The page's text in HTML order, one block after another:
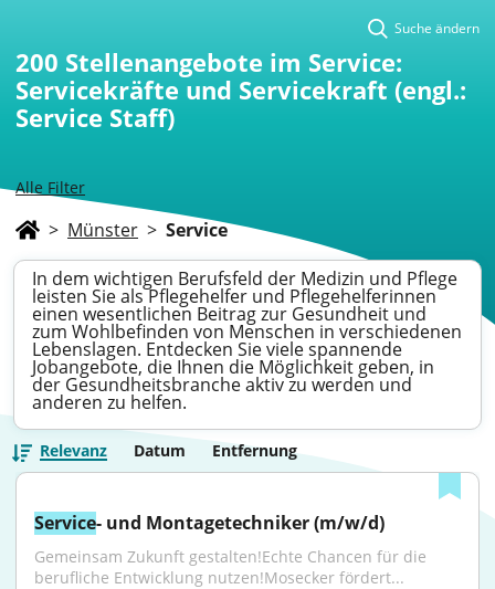
Alle Filter
Suche ändern
200 Stellenangebote im Service:
Servicekräfte und Servicekraft (engl.:
Service Staff)
> Münster > Service
In dem wichtigen Berufsfeld der Medizin und Pflege
leisten Sie als Pflegehelfer und Pflegehelferinnen
einen wesentlichen Beitrag zur Gesundheit und
zum Wohlbefinden von Menschen in verschiedenen
Lebenslagen. Entdecken Sie viele spannende
Jobangebote, die Ihnen die Möglichkeit geben, in
der Gesundheitsbranche aktiv zu werden und
anderen zu helfen.
Relevanz Datum Entfernung
Service- und Montagetechniker (m/w/d)
Gemeinsam Zukunft gestalten!Echte Chancen für die
berufliche Entwicklung nutzen!Mosecker fördert...